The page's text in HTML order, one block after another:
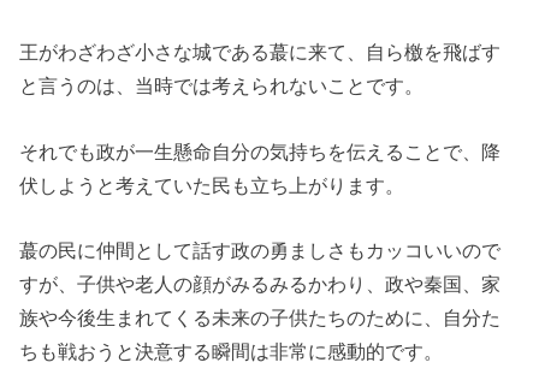
王がわざわざ小さな城である蕞に来て、自ら檄を飛ばす
と言うのは、当時では考えられないことです。
それでも政が一生懸命自分の気持ちを伝えることで、降
伏しようと考えていた民も立ち上がります。
蕞の民に仲間として話す政の勇ましさもカッコいいので
すが、子供や老人の顔がみるみるかわり、政や秦国、家
族や今後生まれてくる未来の子供たちのために、自分た
ちも戦おうと決意する瞬間は非常に感動的です。